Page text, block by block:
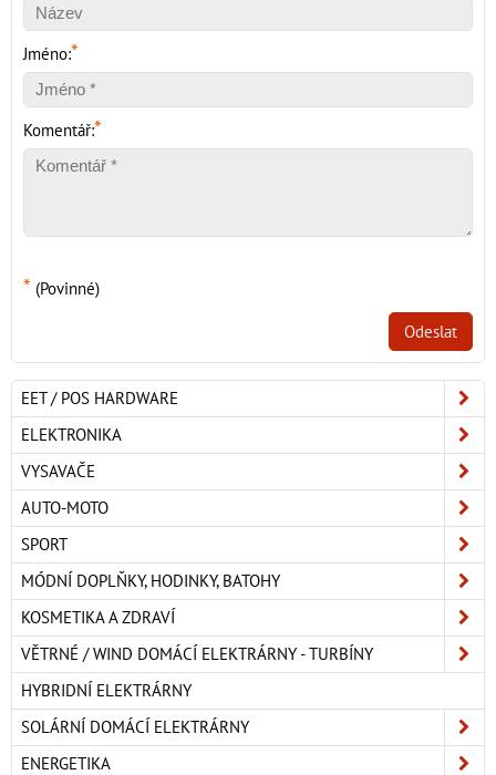
Jméno:*
Komentář:*
* (Povinné)
Odeslat
EET / POS HARDWARE
ELEKTRONIKA
VYSAVAČE
AUTO-MOTO
SPORT
MÓDNÍ DOPLŇKY, HODINKY, BATOHY
KOSMETIKA A ZDRAVÍ
VĚTRNÉ / WIND DOMÁCÍ ELEKTRÁRNY - TURBÍNY
HYBRIDNÍ ELEKTRÁRNY
SOLÁRNÍ DOMÁCÍ ELEKTRÁRNY
ENERGETIKA